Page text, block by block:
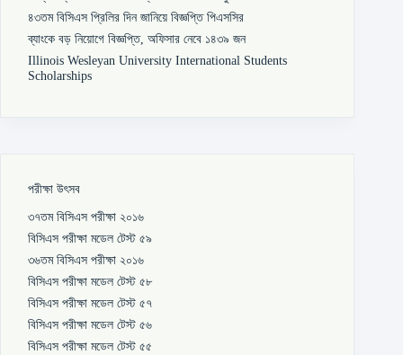
৪৩তম বিসিএস প্রিলির দিন জানিয়ে বিজ্ঞপ্তি পিএসসির
ব্যাংকে বড় নিয়োগে বিজ্ঞপ্তি, অফিসার নেবে ১৪৩৯ জন
Illinois Wesleyan University International Students
Scholarships
পরীক্ষা উৎসব
৩৭তম বিসিএস পরীক্ষা ২০১৬
বিসিএস পরীক্ষা মডেল টেস্ট ৫৯
৩৬তম বিসিএস পরীক্ষা ২০১৬
বিসিএস পরীক্ষা মডেল টেস্ট ৫৮
বিসিএস পরীক্ষা মডেল টেস্ট ৫৭
বিসিএস পরীক্ষা মডেল টেস্ট ৫৬
বিসিএস পরীক্ষা মডেল টেস্ট ৫৫